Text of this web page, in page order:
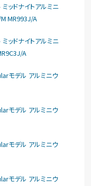
ッドナイトアルミニ
M MR993J/A
ッドナイトアルミニ
A
モデル アルミニウ
モデル アルミニウ
モデル アルミニウ
モデル アルミニウ